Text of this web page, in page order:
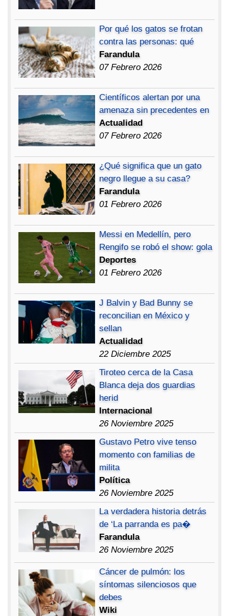
Por qué los gatos se frotan
contra las personas: qué
Farandula
07 Febrero 2026
Científicos alertan por una
amenaza sin precedentes en
Actualidad
07 Febrero 2026
¿Qué significa que un gato
negro llegue a su casa?
Farandula
01 Febrero 2026
Messi en Medellín, pero
Rengifo se robó el show: gola
Deportes
01 Febrero 2026
J Balvin y Bad Bunny se
reconcilian en México y
sellan
Actualidad
22 Diciembre 2025
Tiroteo cerca de la Casa
Blanca deja dos guardias
herid
Internacional
26 Noviembre 2025
Gustavo Petro vive tenso
momento con familias de
milita
Política
26 Noviembre 2025
La verdadera historia detrás
de ‘La parranda es pa�
Farandula
26 Noviembre 2025
Cáncer de pulmón: los
síntomas silenciosos que
debes
Wiki